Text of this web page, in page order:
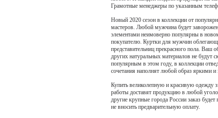
Грамотные менеджеры по указанным
Новый 2020 сезон в коллекции от
мастеров. Любой мужчина будет
элементами неимоверно популярны в
покупателю. Куртки для мужчин
представительниц прекрасного пола.
других натуральных материалов не будут
популярным в этом году, в коллекции
сочетания наполнят любой образ яркими
Купить великолепную и красивую одежду
работы доставят продукцию в любой
другие крупные города России заказ
не вносить предварительную оплату.